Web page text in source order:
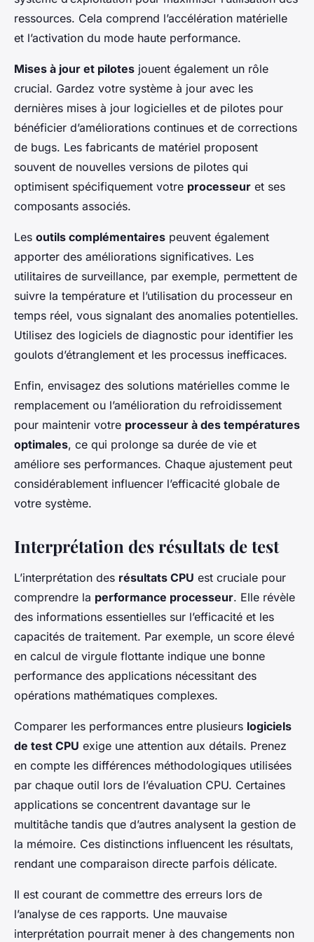
ressources. Cela comprend l’accélération matérielle
et l’activation du mode haute performance.
Mises à jour et pilotes jouent également un rôle
crucial. Gardez votre système à jour avec les
dernières mises à jour logicielles et de pilotes pour
bénéficier d’améliorations continues et de corrections
de bugs. Les fabricants de matériel proposent
souvent de nouvelles versions de pilotes qui
optimisent spécifiquement votre processeur et ses
composants associés.
Les outils complémentaires peuvent également
apporter des améliorations significatives. Les
utilitaires de surveillance, par exemple, permettent de
suivre la température et l’utilisation du processeur en
temps réel, vous signalant des anomalies potentielles.
Utilisez des logiciels de diagnostic pour identifier les
goulots d’étranglement et les processus inefficaces.
Enfin, envisagez des solutions matérielles comme le
remplacement ou l’amélioration du refroidissement
pour maintenir votre processeur à des températures
optimales, ce qui prolonge sa durée de vie et
améliore ses performances. Chaque ajustement peut
considérablement influencer l’efficacité globale de
votre système.
Interprétation des résultats de test
L’interprétation des résultats CPU est cruciale pour
comprendre la performance processeur. Elle révèle
des informations essentielles sur l’efficacité et les
capacités de traitement. Par exemple, un score élevé
en calcul de virgule flottante indique une bonne
performance des applications nécessitant des
opérations mathématiques complexes.
Comparer les performances entre plusieurs logiciels
de test CPU exige une attention aux détails. Prenez
en compte les différences méthodologiques utilisées
par chaque outil lors de l’évaluation CPU. Certaines
applications se concentrent davantage sur le
multitâche tandis que d’autres analysent la gestion de
la mémoire. Ces distinctions influencent les résultats,
rendant une comparaison directe parfois délicate.
Il est courant de commettre des erreurs lors de
l’analyse de ces rapports. Une mauvaise
interprétation pourrait mener à des changements non